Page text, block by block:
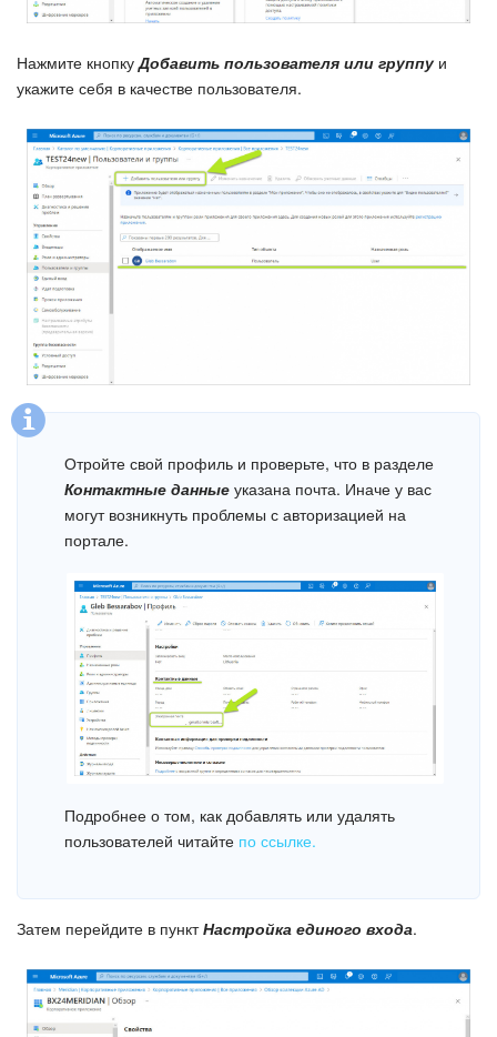
Нажмите кнопкуДобавить пользователя или группу и
укажите себя в качестве пользователя.
Отройте свой профиль и проверьте, что в разделе
Контактные данные указана почта. Иначе у вас
могут возникнуть проблемы с авторизацией на
портале.
Подробнее о том, как добавлять или удалять
пользователей читайте по ссылке.
Затем перейдите в пунктНастройка единого входа.